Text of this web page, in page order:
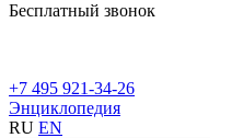
Бесплатный звонок
+7 495 921-34-26
Энциклопедия
RU EN